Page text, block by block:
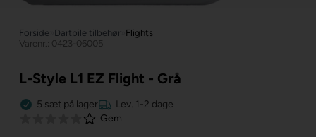
Forside Dartpile tilbehør Flights
Varenr.: 0423-06005
L-Style L1 EZ Flight - Grå
5 sæt på lager
Lev. 1-2 dage
Gem